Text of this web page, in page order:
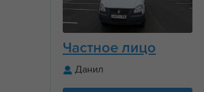
Частное лицо
Данил